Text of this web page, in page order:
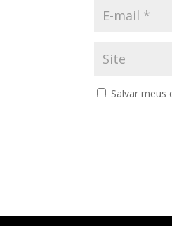
Salvar meus